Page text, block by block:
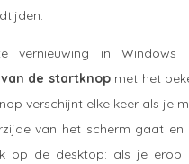
vernieuwing in
de startknopmet het
verschijnt elke keer als je
van het scherm gaat
op de desktop: als je